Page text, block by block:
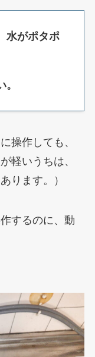
水がポタポ
操作しても、
軽いうちは、
ります。）
するのに、動